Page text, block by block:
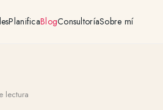
PlanificaBlogConsultoríaSobre mí
lectura